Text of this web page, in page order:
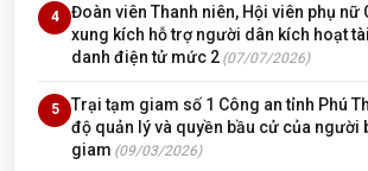
4
Đoàn viên Thanh niên, Hội viên phụ nữ
xung kích hỗ trợ người dân kích hoạt
danh điện tử mức 2 (07/07/2026)
5
Trại tạm giam số 1 Công an tỉnh Phú
độ quản lý và quyền bầu cử của người
giam (09/03/2026)